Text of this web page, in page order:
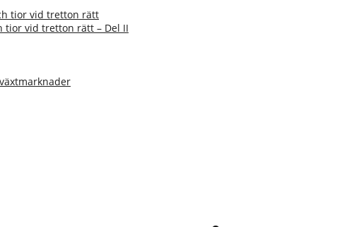
tior vid tretton rätt
tior vid tretton rätt – Del II